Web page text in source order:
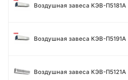
Воздушная завеса КЭВ-П5181А
Воздушная завеса КЭВ-П5191А
Воздушная завеса КЭВ-П5121А